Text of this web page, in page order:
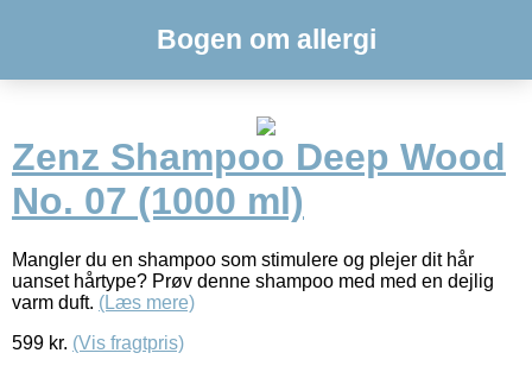
Bogen om allergi
Zenz Shampoo Deep Wood
No. 07 (1000 ml)
Mangler du en shampoo som stimulere og plejer dit hår
uanset hårtype? Prøv denne shampoo med med en dejlig
varm duft. (Læs mere)
599 kr. (Vis fragtpris)